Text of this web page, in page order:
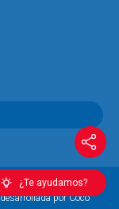
¿Te ayudamos?
Alonso Group,
por Coco